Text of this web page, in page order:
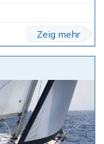
Zeig mehr